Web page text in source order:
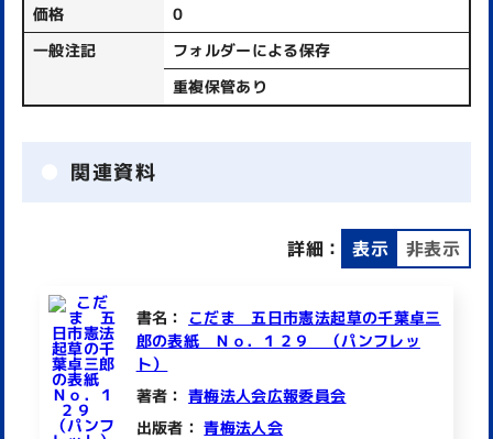
価格
0
一般注記
フォルダーによる保存
重複保管あり
関連資料
詳細： 表示 非表示
書名： こだま 五日市憲法起草の千葉卓三
郎の表紙 Ｎｏ．１２９ （パンフレッ
ト）
著者：青梅法人会広報委員会
出版者：青梅法人会